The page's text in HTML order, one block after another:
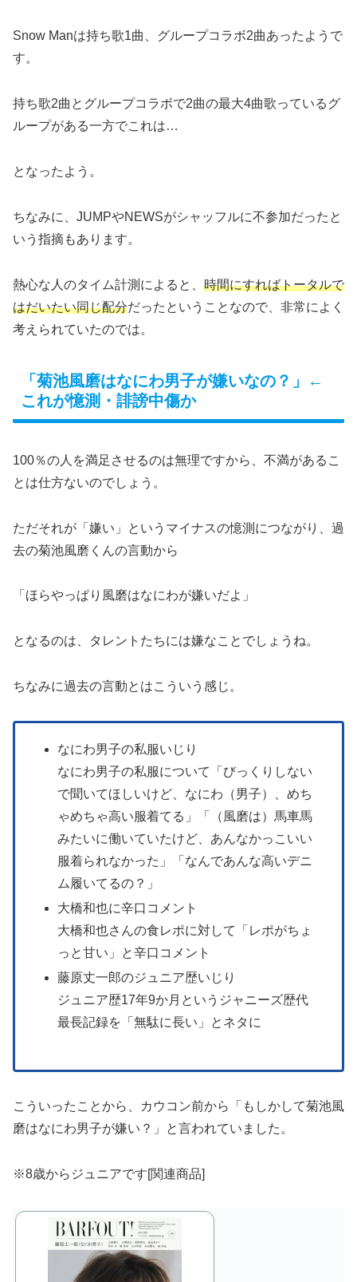
Snow Manは持ち歌1曲、グループコラボ2曲あったようで
す。
持ち歌2曲とグループコラボで2曲の最大4曲歌っているグ
ループがある一方でこれは…
となったよう。
ちなみに、JUMPやNEWSがシャッフルに不参加だったと
いう指摘もあります。
熱心な人のタイム計測によると、 時間にすればトータルで
はだいたい同じ配分だったということなので、非常によく
考えられていたのでは。
「菊池風磨はなにわ男子が嫌いなの？」←
これが憶測・誹謗中傷か
100％の人を満足させるのは無理ですから、不満があるこ
とは仕方ないのでしょう。
ただそれが「嫌い」というマイナスの憶測につながり、過
去の菊池風磨くんの言動から
「ほらやっぱり風磨はなにわが嫌いだよ」
となるのは、タレントたちには嫌なことでしょうね。
ちなみに過去の言動とはこういう感じ。
なにわ男子の私服いじり
なにわ男子の私服について「びっくりしない
で聞いてほしいけど、なにわ（男子）、めち
ゃめちゃ高い服着てる」「（風磨は）馬車馬
みたいに働いていたけど、あんなかっこいい
服着られなかった」「なんであんな高いデニ
ム履いてるの？」
大橋和也に辛口コメント
大橋和也さんの食レポに対して「レポがちょ
っと甘い」と辛口コメント
藤原丈一郎のジュニア歴いじり
ジュニア歴17年9か月というジャニーズ歴代
最長記録を「無駄に長い」とネタに
こういったことから、カウコン前から「もしかして菊池風
磨はなにわ男子が嫌い？」と言われていました。
※8歳からジュニアです[関連商品]